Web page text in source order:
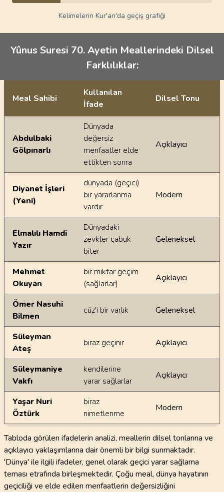
Kelimelerin Kur'an'da geçiş grafiği
Yûnus Suresi 70. Ayetin Meallerindeki Dilsel
Farklılıklar:
Ayetin meallerindeki dilsel farklılıklar
Meal Sahibi
Kullanılan
İfade
Dilsel Tonu
Abdulbaki
Gölpınarlı
Dünyada
değersiz
menfaatler elde
ettikten sonra
Açıklayıcı
Diyanet İşleri
(Yeni)
dünyada (geçici)
bir yararlanma
vardır
Modern
Elmalılı Hamdi
Yazır
Dünyadaki
zevkler çabuk
biter
Geleneksel
Mehmet
Okuyan
bir miktar geçim
(sağlarlar)
Açıklayıcı
Ömer Nasuhi
Bilmen
cüz'i bir varlık Geleneksel
Süleyman
Ateş
biraz geçinir Açıklayıcı
Süleymaniye
Vakfı
kendilerine
yarar sağlarlar
Açıklayıcı
Yaşar Nuri
Öztürk
biraz
nimetlenme
Modern
Tabloda görülen ifadelerin analizi, meallerin dilsel tonlarına ve
açıklayıcı yaklaşımlarına dair önemli bir bilgi sunmaktadır.
'Dünya' ile ilgili ifadeler, genel olarak geçici yarar sağlama
teması etrafında birleşmektedir. Çoğu meal, dünya hayatının
geçiciliği ve elde edilen menfaatlerin değersizliğini